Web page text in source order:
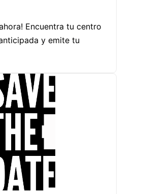
Encuentra tu centro
y emite tu